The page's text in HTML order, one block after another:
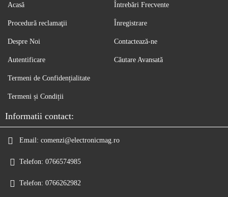
Acasă
Procedură reclamaţii
Despre Noi
Autentificare
Întrebări Frecvente
Înregistrare
Contactează-ne
Căutare Avansată
Termeni de Confidențialitate
Termeni și Condiții
Informatii contact:
Email: comenzi@electronicmag.ro
Telefon: 0766574985
Telefon: 0766262982